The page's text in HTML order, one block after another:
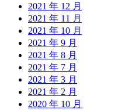
2021 年 12 月
2021 年 11 月
2021 年 10 月
2021 年 9 月
2021 年 8 月
2021 年 7 月
2021 年 3 月
2021 年 2 月
2020 年 10 月